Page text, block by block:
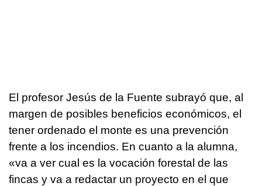
El profesor Jesús de la Fuente subrayó que, al
margen de posibles beneficios económicos, el
tener ordenado el monte es una prevención
frente a los incendios. En cuanto a la alumna,
«va a ver cual es la vocación forestal de las
fincas y va a redactar un proyecto en el que